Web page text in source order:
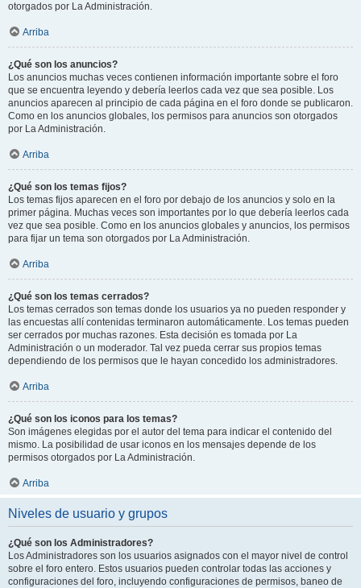
otorgados por La Administración.
Arriba
¿Qué son los anuncios?
Los anuncios muchas veces contienen información importante sobre el foro
que se encuentra leyendo y debería leerlos cada vez que sea posible. Los
anuncios aparecen al principio de cada página en el foro donde se publicaron.
Como en los anuncios globales, los permisos para anuncios son otorgados
por La Administración.
Arriba
¿Qué son los temas fijos?
Los temas fijos aparecen en el foro por debajo de los anuncios y solo en la
primer página. Muchas veces son importantes por lo que debería leerlos cada
vez que sea posible. Como en los anuncios globales y anuncios, los permisos
para fijar un tema son otorgados por La Administración.
Arriba
¿Qué son los temas cerrados?
Los temas cerrados son temas donde los usuarios ya no pueden responder y
las encuestas allí contenidas terminaron automáticamente. Los temas pueden
ser cerrados por muchas razones. Esta decisión es tomada por La
Administración o un moderador. Tal vez pueda cerrar sus propios temas
dependiendo de los permisos que le hayan concedido los administradores.
Arriba
¿Qué son los iconos para los temas?
Son imágenes elegidas por el autor del tema para indicar el contenido del
mismo. La posibilidad de usar iconos en los mensajes depende de los
permisos otorgados por La Administración.
Arriba
Niveles de usuario y grupos
¿Qué son los Administradores?
Los Administradores son los usuarios asignados con el mayor nivel de control
sobre el foro entero. Estos usuarios pueden controlar todas las acciones y
configuraciones del foro, incluyendo configuraciones de permisos, baneo de